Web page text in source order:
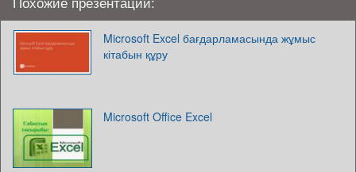
Microsoft Excel бағдарламасында жұмыс
кітабын құру
Microsoft Office Excel